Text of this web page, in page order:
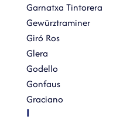
Garnatxa Tintorera
Gewürztraminer
Giró Ros
Glera
Godello
Gonfaus
Graciano
I